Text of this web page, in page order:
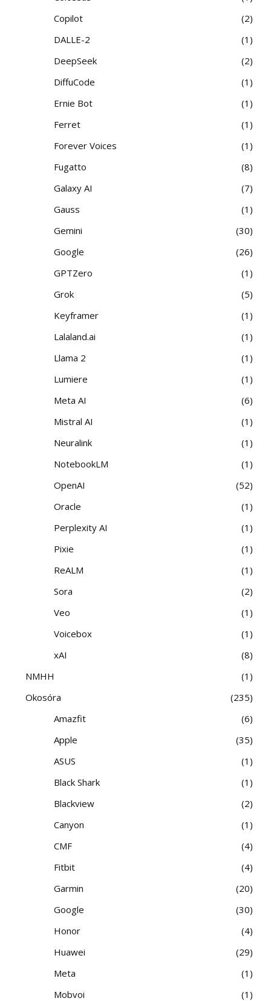
Copilot
2
DALLE-2
1
DeepSeek
2
DiffuCode
1
Ernie Bot
1
Ferret
1
Forever Voices
1
Fugatto
8
Galaxy AI
7
Gauss
1
Gemini
30
Google
26
GPTZero
1
Grok
5
Keyframer
1
Lalaland.ai
1
Llama 2
1
Lumiere
1
Meta AI
6
Mistral AI
1
Neuralink
1
NotebookLM
1
OpenAI
52
Oracle
1
Perplexity AI
1
Pixie
1
ReALM
1
Sora
2
Veo
1
Voicebox
1
xAI
8
NMHH
1
Okosóra
235
Amazfit
6
Apple
35
ASUS
1
Black Shark
1
Blackview
2
Canyon
1
CMF
4
Fitbit
4
Garmin
20
Google
30
Honor
4
Huawei
29
Meta
1
Mobvoi
1